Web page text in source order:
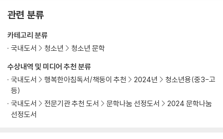
관련 분류
수상내역 및 미디어 추천 분류
국내도서
행복한아침독서/책둥이 추천 2024년
청소년용(중3-고
등)
국내도서
전문기관 추천 도서 문학나눔 선정도서
2024 문학나눔
선정도서
카테고리 분류
국내도서
청소년 청소년 문학